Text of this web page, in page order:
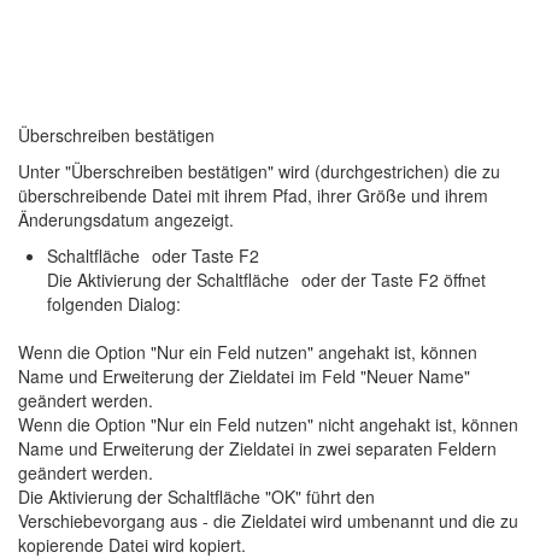
Überschreiben bestätigen
Unter "Überschreiben bestätigen" wird (durchgestrichen) die zu
überschreibende Datei mit ihrem Pfad, ihrer Größe und ihrem
Änderungsdatum angezeigt.
Schaltfläche oder Taste F2
Die Aktivierung der Schaltfläche oder der Taste F2 öffnet
folgenden Dialog:
Wenn die Option "Nur ein Feld nutzen" angehakt ist, können
Name und Erweiterung der Zieldatei im Feld "Neuer Name"
geändert werden.
Wenn die Option "Nur ein Feld nutzen" nicht angehakt ist, können
Name und Erweiterung der Zieldatei in zwei separaten Feldern
geändert werden.
Die Aktivierung der Schaltfläche "OK" führt den
Verschiebevorgang aus - die Zieldatei wird umbenannt und die zu
kopierende Datei wird kopiert.